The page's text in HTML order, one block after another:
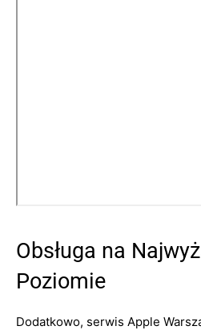
Obsługa na
Poziomie
Dodatkowo, serwis Apple